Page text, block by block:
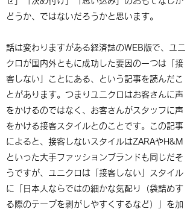
どうか、ではないだろうかと思います。
話は変わりますがある経済誌のWEB版で、ユニ
クロが国内外ともに成功した要因の一つは「接
客しない」ことにある、という記事を読んだこ
とがあります。つまりユニクロはお客さんに声
をかけるのではなく、お客さんがスタッフに声
をかける接客スタイルとのことです。この記事
によると、接客しないスタイルはZARAやH&M
といった大手ファッションブランドも同じだそ
うですが、ユニクロは「接客しない」スタイル
に「日本人ならではの細かな気配り（袋詰めす
る際のテープを剥がしやすくするなど）」を加